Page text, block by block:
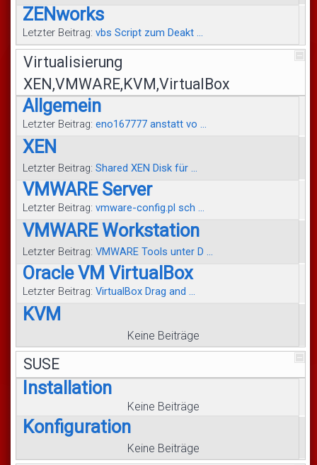
ZENworks
Letzter Beitrag: vbs Script zum Deakt ...
Virtualisierung
XEN,VMWARE,KVM,VirtualBox
Allgemein
Letzter Beitrag: eno167777 anstatt vo ...
XEN
Letzter Beitrag: Shared XEN Disk für ...
VMWARE Server
Letzter Beitrag: vmware-config.pl sch ...
VMWARE Workstation
Letzter Beitrag: VMWARE Tools unter D ...
Oracle VM VirtualBox
Letzter Beitrag: VirtualBox Drag and ...
KVM
Keine Beiträge
SUSE
Installation
Keine Beiträge
Konfiguration
Keine Beiträge